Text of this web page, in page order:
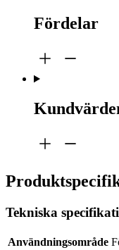
Fördelar
Tekniska
Användningsområde